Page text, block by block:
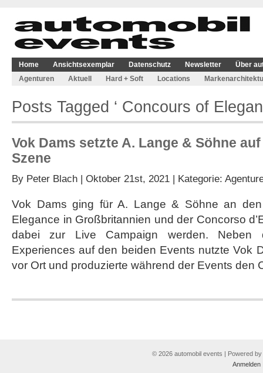
Home Ansichtsexemplar Datenschutz Newsletter
Über
Agenturen
Aktuell Hard + Soft Locations
Posts Tagged ‘ Concours of
Vok Dams setzte A. Lange & Söhne
Szene
By Peter Blach | Oktober 21st, 2021 | Kategorie:
Vok Dams ging für A. Lange & Söhne an
Elegance in Großbritannien und der Concorso
dabei zur Live Campaign werden. Neben
Experiences auf den beiden Events nutzte Vok
vor Ort und produzierte während der Events den
© 2026 automobil events | Powered by
Anmelden|